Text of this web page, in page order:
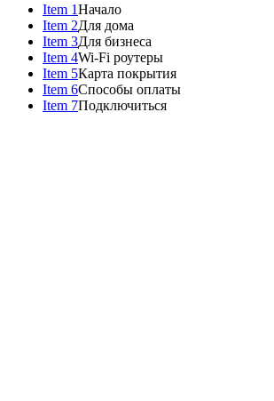
Item 1Начало
Item 2Для дома
Item 3Для бизнеса
Item 4Wi-Fi роутеры
Item 5Карта покрытия
Item 6Способы оплаты
Item 7Подключиться